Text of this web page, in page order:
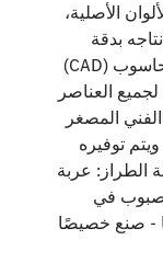
الأصلية،
بدقة
فائقة استنادًا إلى بيانات التصميم بمساعدة الحاسوب (CAD)
العناصر
المصغر
توفيره
الطراز: عربة
معدن مصبوب في
يدويًا - صنع خصيصًا